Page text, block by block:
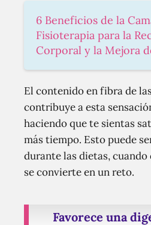
6 Beneficios de la
Fisioterapia para la
Corporal y la Mejora
El contenido en fibra de
contribuye a esta
haciendo que te sientas
más tiempo. Esto puede
durante las dietas,
se convierte en un reto.
Favorece una